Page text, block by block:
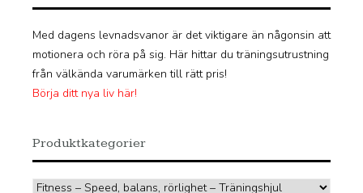
Med dagens levnadsvanor är det viktigare än någonsin att
motionera och röra på sig. Här hittar du träningsutrustning
från välkända varumärken till rätt pris!
Börja ditt nya liv här!
Produktkategorier